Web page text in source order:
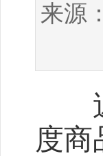
来源：
近
度商